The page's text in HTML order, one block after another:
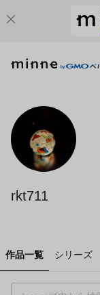
rkt711
作品一覧 シリーズ